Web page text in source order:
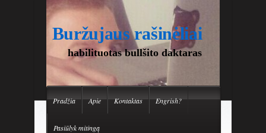
Buržujaus rašinėliai
habilituotas bullšito daktaras
Pradžia Apie Kontaktas Engrish?
Pasiūlyk mitingą